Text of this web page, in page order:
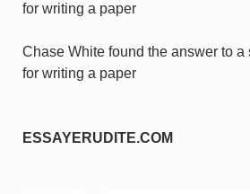
for writing a paper
Chase White found the answer to a
for writing a paper
ESSAYERUDITE.COM